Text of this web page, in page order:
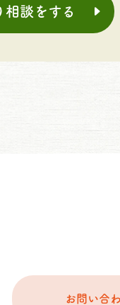
相談をする
お問い合